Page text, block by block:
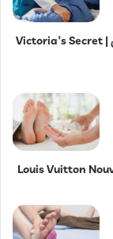
بادی اسپلش ویکتوریا سکرت اسکوئیز آف پاین اپل | Victoria’s Secret